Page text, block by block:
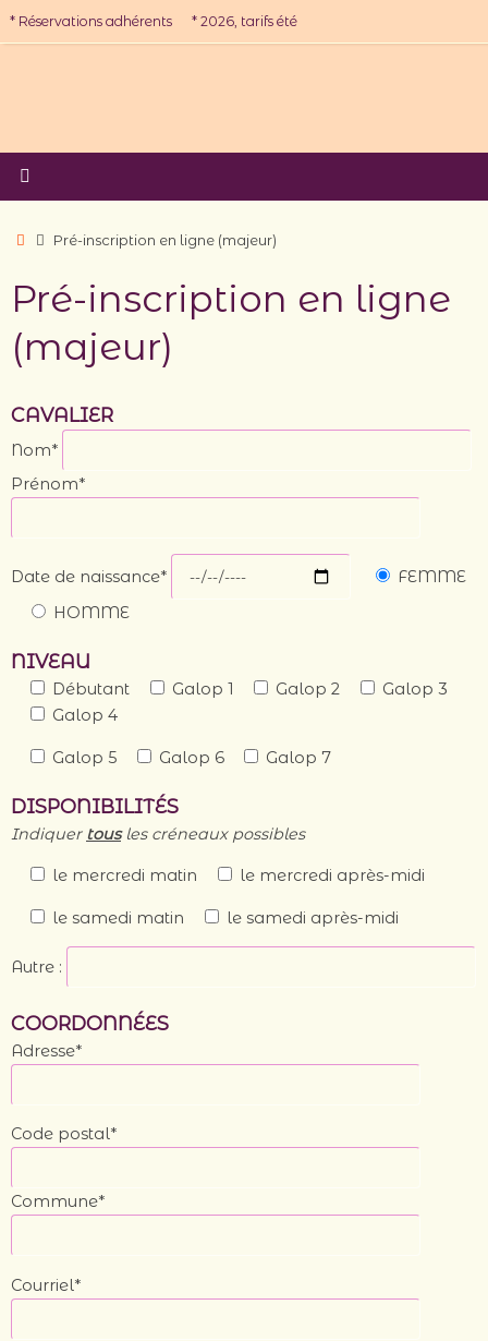
Passer
au
* Réservations adhérents * 2026, tarifs été
Accueil
Pré-inscription en ligne (majeur)
Pré-inscription en ligne
(majeur)
CAVALIER
Nom*
Prénom*
Date de naissance*
FEMME
HOMME
NIVEAU
Débutant Galop 1 Galop 2
Galop 3
Galop 4
Galop 5 Galop 6 Galop 7
DISPONIBILITÉS
Indiquer tousles créneaux possibles
le mercredi matin le mercredi après-midi
le samedi matin le samedi après-midi
Autre :
COORDONNÉES
Adresse*
Code postal*
Commune*
Courriel*